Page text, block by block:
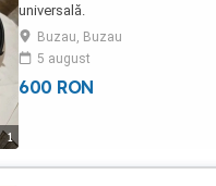
1
universală.
Buzau, Buzau
5 august
600 RON